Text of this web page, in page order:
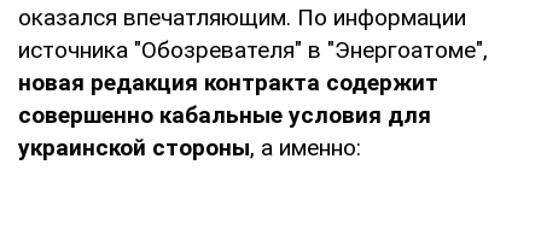
оказался впечатляющим. По информации
источника "Обозревателя" в "Энергоатоме",
новая редакция контракта содержит
совершенно кабальные условия для
украинской стороны, а именно: